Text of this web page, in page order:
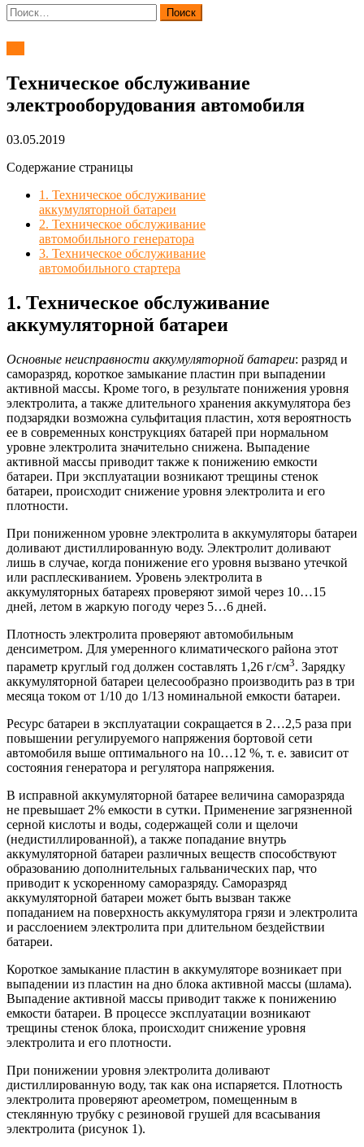
Найти:
Техническое обслуживание
электрооборудования автомобиля
03.05.2019
Содержание страницы
1. Техническое обслуживание
аккумуляторной батареи
2. Техническое обслуживание
автомобильного генератора
3. Техническое обслуживание
автомобильного стартера
1. Техническое обслуживание
аккумуляторной батареи
Основные неисправности аккумуляторной батареи: разряд и
саморазряд, короткое замыкание пластин при выпадении
активной массы. Кроме того, в результате понижения уровня
электролита, а также длительного хранения аккумулятора без
подзарядки возможна сульфитация пластин, хотя вероятность
ее в современных конструкциях батарей при нормальном
уровне электролита значительно снижена. Выпадение
активной массы приводит также к понижению емкости
батареи. При эксплуатации возникают трещины стенок
батареи, происходит снижение уровня электролита и его
плотности.
При пониженном уровне электролита в аккумуляторы батареи
доливают дистиллированную воду. Электролит доливают
лишь в случае, когда понижение его уровня вызвано утечкой
или расплескиванием. Уровень электролита в
аккумуляторных батареях проверяют зимой через 10…15
дней, летом в жаркую погоду через 5…6 дней.
Плотность электролита проверяют автомобильным
денсиметром. Для умеренного климатического района этот
параметр круглый год должен составлять 1,26 г/см3. Зарядку
аккумуляторной батареи целесообразно производить раз в три
месяца током от 1/10 до 1/13 номинальной емкости батареи.
Ресурс батареи в эксплуатации сокращается в 2…2,5 раза при
повышении регулируемого напряжения бортовой сети
автомобиля выше оптимального на 10…12 %, т. е. зависит от
состояния генератора и регулятора напряжения.
В исправной аккумуляторной батарее величина саморазряда
не превышает 2% емкости в сутки. Применение загрязненной
серной кислоты и воды, содержащей соли и щелочи
(недистиллированной), а также попадание внутрь
аккумуляторной батареи различных веществ способствуют
образованию дополнительных гальванических пар, что
приводит к ускоренному саморазряду. Саморазряд
аккумуляторной батареи может быть вызван также
попаданием на поверхность аккумулятора грязи и электролита
и расслоением электролита при длительном бездействии
батареи.
Короткое замыкание пластин в аккумуляторе возникает при
выпадении из пластин на дно блока активной массы (шлама).
Выпадение активной массы приводит также к понижению
емкости батареи. В процессе эксплуатации возникают
трещины стенок блока, происходит снижение уровня
электролита и его плотности.
При понижении уровня электролита доливают
дистиллированную воду, так как она испаряется. Плотность
электролита проверяют ареометром, помещенным в
стеклянную трубку с резиновой грушей для всасывания
электролита (рисунок 1).